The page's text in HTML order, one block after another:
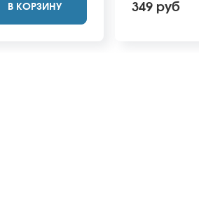
В КОРЗИНУ 349 руб